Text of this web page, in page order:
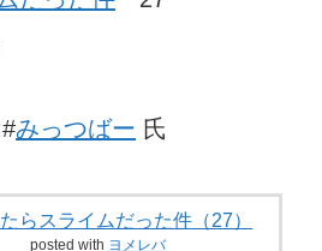
みっつばー 氏
らスライムだった件（27）
posted with ヨメレバ